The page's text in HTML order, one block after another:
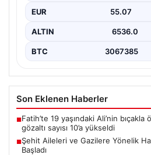
EUR 55.07
ALTIN 6536.0
BTC 3067385
Son Eklenen Haberler
■Fatih’te 19 yaşındaki Ali’nin
gözaltı sayısı 10’a yükseldi
■Şehit Aileleri ve Gazilere Yönelik
Başladı